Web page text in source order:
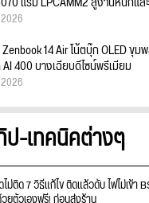
14 Air โน้ตบุ๊ก OLED ขุม
AI 400 บางเฉียบดีไซน์พรีเมียม
-เทคนิคต่างๆ
ม่ติด 7 วิธีแก้ไข ติดแล้วดับ ไฟไม่เข้า